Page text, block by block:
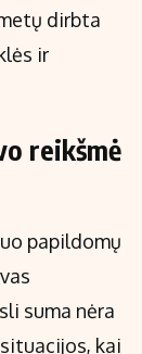
dirbta
ir
reikšmė
papildomų
suma nėra
kai